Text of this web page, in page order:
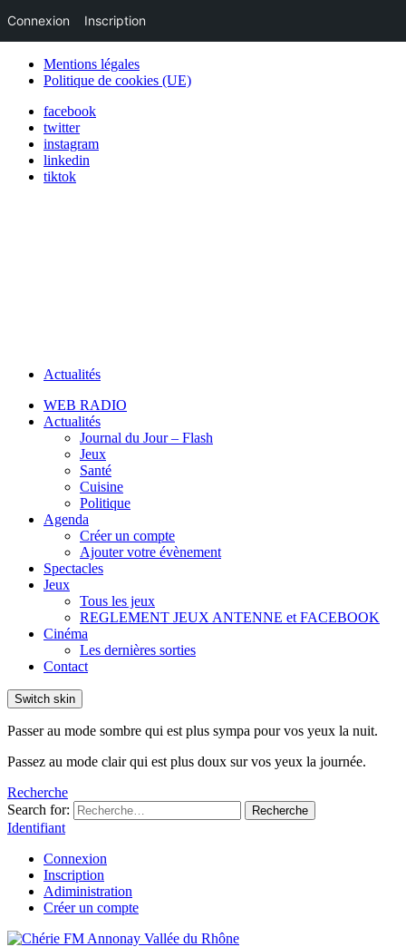
Mentions légales
Politique de cookies (UE)
facebook
twitter
instagram
linkedin
tiktok
Actualités
WEB RADIO
Actualités
Journal du Jour – Flash
Jeux
Santé
Cuisine
Politique
Agenda
Créer un compte
Ajouter votre évènement
Spectacles
Jeux
Tous les jeux
REGLEMENT JEUX ANTENNE et FACEBOOK
Cinéma
Les dernières sorties
Contact
Switch skin
Passer au mode sombre qui est plus sympa pour vos yeux la nuit.
Passez au mode clair qui est plus doux sur vos yeux la journée.
Recherche
Search for:
Recherche
Identifiant
Connexion
Inscription
Adiministration
Créer un compte
Connexion Inscription